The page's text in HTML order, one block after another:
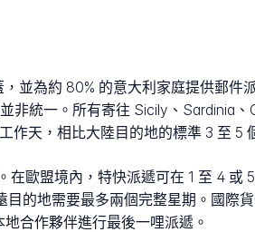
並為約 80% 的意大利家庭提供郵件
統一。所有寄往 Sicily、Sardinia
作天，相比大陸目的地的標準 3 至 5
歐盟境內，特快派遞可在 1 至 4 或
的地需要最多兩個完整星期。國際
合作夥伴進行最後一哩派遞。